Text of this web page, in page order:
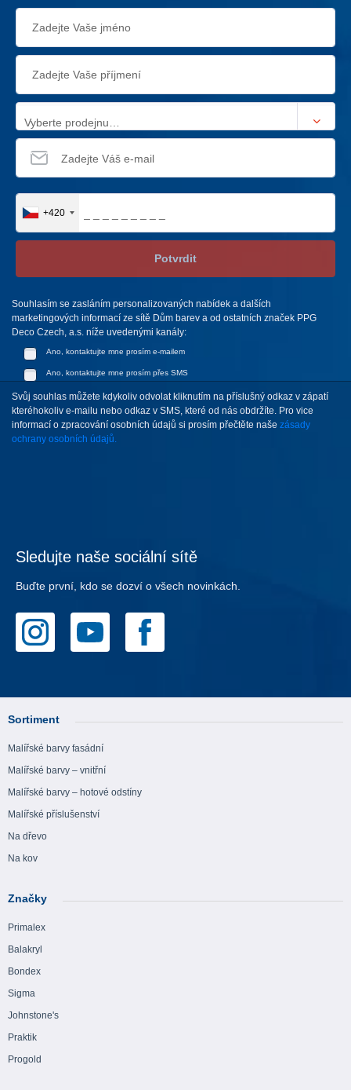
Vyberte prodejnu…
+420
Potvrdit
Souhlasím se zasláním personalizovaných nabídek a dalších
marketingových informací ze sítě Dům barev a od ostatních značek PPG
Deco Czech, a.s. níže uvedenými kanály:
Ano, kontaktujte mne prosím e-mailem
Ano, kontaktujte mne prosím přes SMS
Svůj souhlas můžete kdykoliv odvolat kliknutím na příslušný odkaz v zápatí
kteréhokoliv e-mailu nebo odkaz v SMS, které od nás obdržíte. Pro vice
informací o zpracování osobních údajů si prosím přečtěte naše zásady
ochrany osobních údajů.
Sledujte naše sociální sítě
Buďte první, kdo se dozví o všech novinkách.
Sortiment
Malířské barvy fasádní
Malířské barvy – vnitřní
Malířské barvy – hotové odstíny
Malířské příslušenství
Na dřevo
Na kov
Značky
Primalex
Balakryl
Bondex
Sigma
Johnstone's
Praktik
Progold